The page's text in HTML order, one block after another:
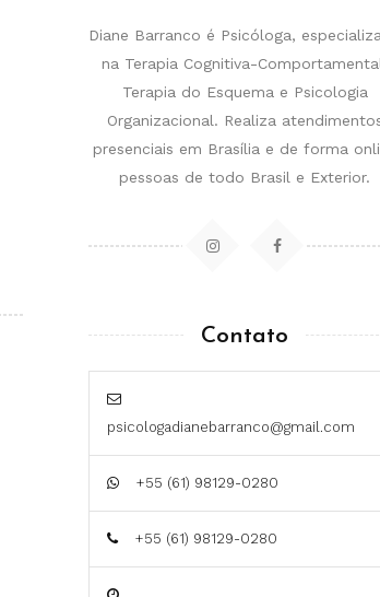
Diane Barranco é Psicóloga,
na Terapia Cognitiva-
Terapia do Esquema e Psicologia
Organizacional. Realiza
presenciais em Brasília e de forma
pessoas de todo Brasil e Exterior.
Contato
psicologadianebarranco@gmail.com
+55 (61) 98129-0280
+55 (61) 98129-0280